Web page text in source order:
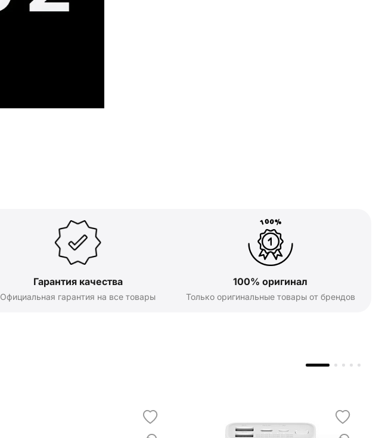
Гарантия качества
Официальная гарантия на все товары
100% оригинал
Только оригинальные товары от брендов